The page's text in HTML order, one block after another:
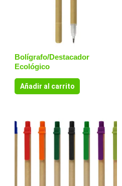
Bolígrafo/Destacador
Ecológico
Añadir al carrito